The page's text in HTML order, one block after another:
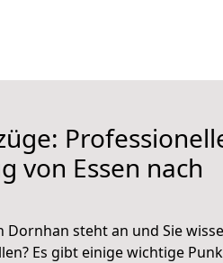
von Essen nach
Dornhan steht an und Sie
Es gibt einige wichtige